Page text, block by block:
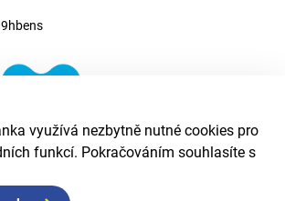
využívá nezbytně nutné cookies pro
funkcí. Pokračováním souhlasíte s